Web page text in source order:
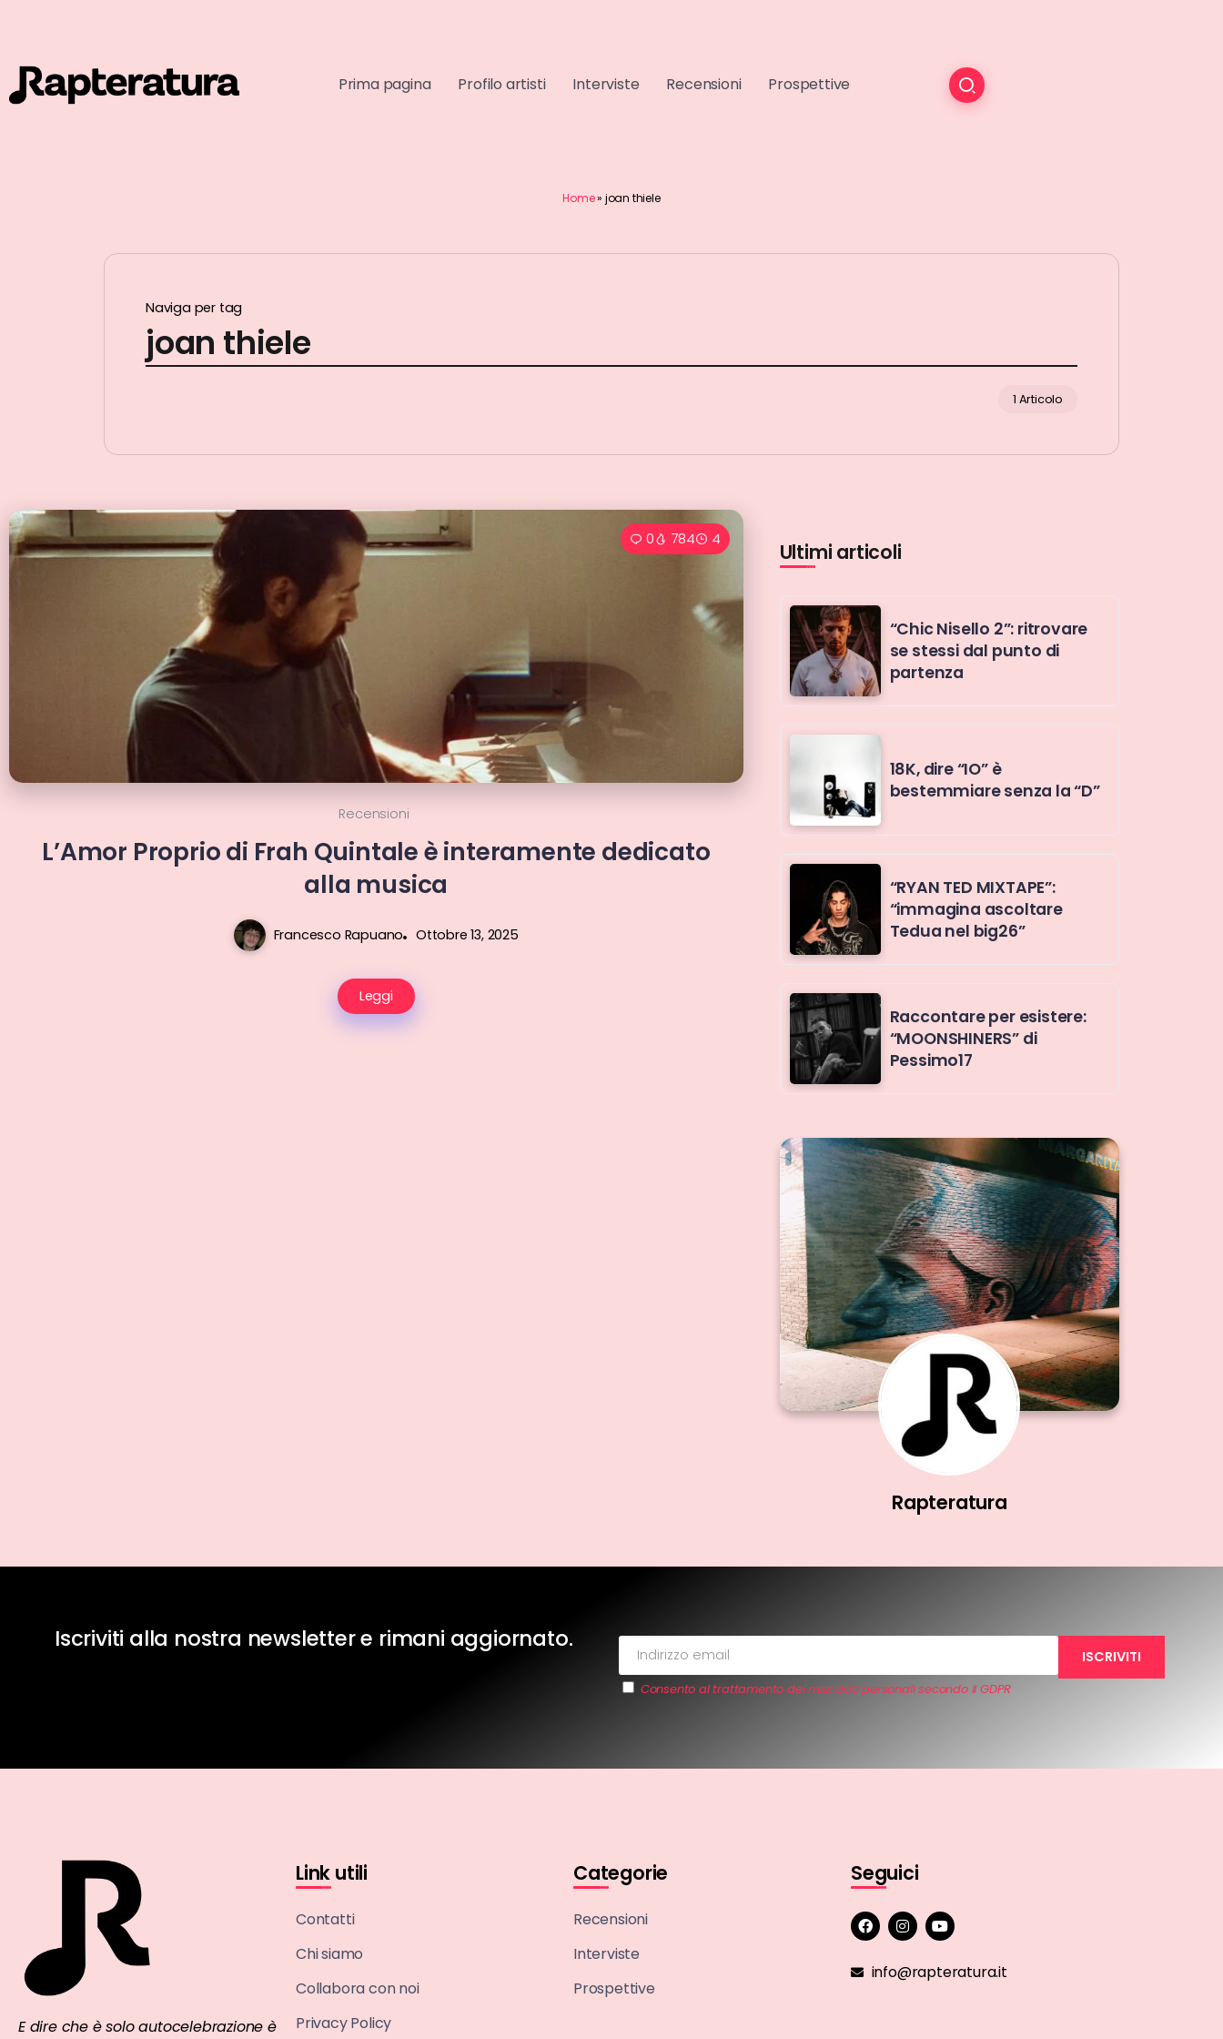
Prima pagina Profilo artisti Interviste Recensioni Prospettive
Home» joan thiele
Naviga per tag
joan thiele
1 Articolo
0 784 4
Recensioni
L’Amor Proprio di Frah Quintale è interamente dedicato
alla musica
Francesco Rapuano Ottobre 13, 2025
Leggi
Ultimi articoli
“Chic Nisello 2”: ritrovare
se stessi dal punto di
partenza
18K, dire “IO” è
bestemmiare senza la “D”
“RYAN TED MIXTAPE”:
“immagina ascoltare
Tedua nel big26”
Raccontare per esistere:
“MOONSHINERS” di
Pessimo17
Rapteratura
Iscriviti alla nostra newsletter e rimani aggiornato.
Consento al trattamento dei miei dati personali secondo il GDPR
E dire che è solo autocelebrazione è
Link utili
Contatti
Chi siamo
Collabora con noi
Privacy Policy
Categorie
Recensioni
Interviste
Prospettive
Seguici
info@rapteratura.it